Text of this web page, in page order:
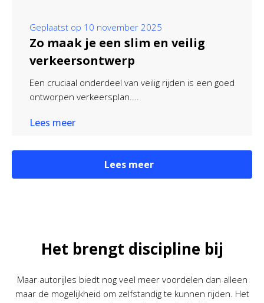
Geplaatst op 10 november 2025
Zo maak je een slim en veilig
verkeersontwerp
Een cruciaal onderdeel van veilig rijden is een goed
ontworpen verkeersplan....
Lees meer
Lees meer
Het brengt discipline bij
Maar autorijles biedt nog veel meer voordelen dan alleen
maar de mogelijkheid om zelfstandig te kunnen rijden. Het